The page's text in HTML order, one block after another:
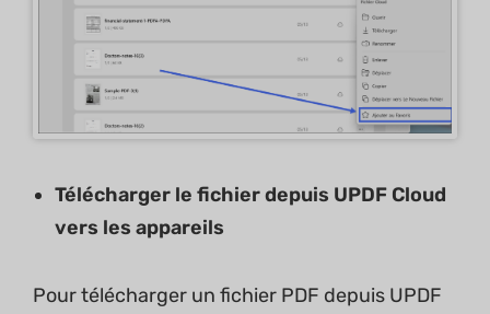
Télécharger le fichier depuis UPDF Cloud
vers les appareils
Pour télécharger un fichier PDF depuis UPDF